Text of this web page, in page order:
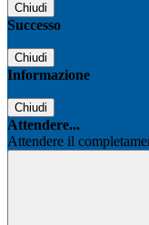
Chiudi
Successo
Chiudi
Informazione
Chiudi
Attendere...
Attendere il